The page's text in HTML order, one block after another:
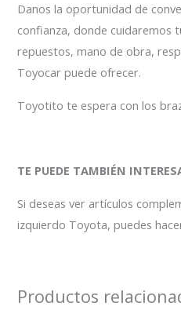
Danos la oportunidad de
confianza, donde cuidaremos
repuestos, mano de obra,
Toyocar puede ofrecer.
Toyotito te espera con los
TE PUEDE TAMBIÉN
Si deseas ver artículos
izquierdo Toyota, puedes
Productos